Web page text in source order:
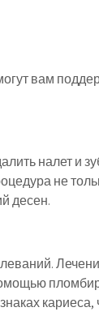
вам
налет и
не
десен.
кариеса,